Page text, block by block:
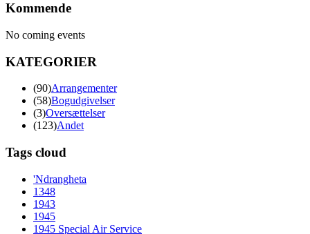
Kommende
No coming events
KATEGORIER
(90)Arrangementer
(58)Bogudgivelser
(3)Oversættelser
(123)Andet
Tags cloud
'Ndrangheta
1348
1943
1945
1945 Special Air Service